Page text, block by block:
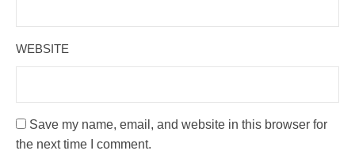
WEBSITE
Save my name, email, and website in this browser for
the next time I comment.